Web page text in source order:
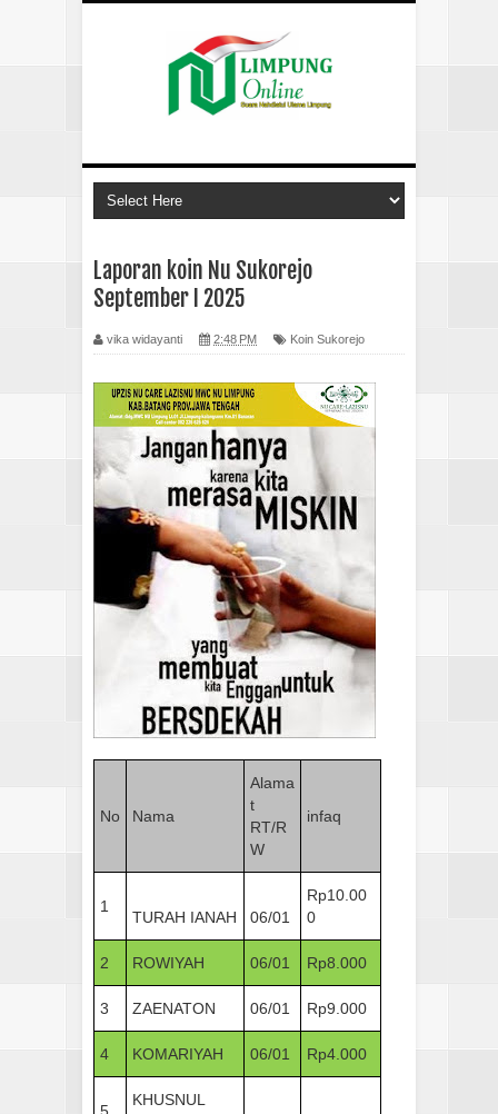
Laporan koin Nu Sukorejo
September I 2025
vika widayanti 2:48 PM Koin Sukorejo
No Nama
Alama
t
RT/R
W
infaq
1
TURAH IANAH 06/01
Rp10.00
0
2 ROWIYAH 06/01 Rp8.000
3 ZAENATON 06/01 Rp9.000
4 KOMARIYAH 06/01 Rp4.000
KHUSNUL